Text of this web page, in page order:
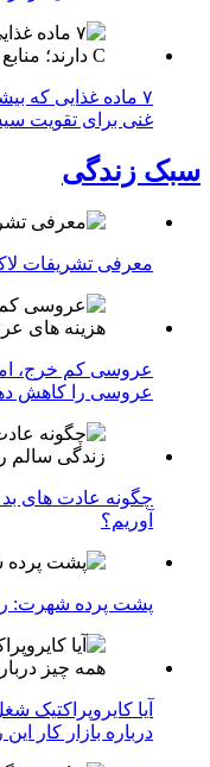
غنی برای تقویت
سبک زندگی
معرفی تشریفات
عروسی کم خرج،
عروسی را کاهش
چگونه عادت‌ های
آوریم؟
پشت پرده شهرت:
آیا
درباره بازار کار